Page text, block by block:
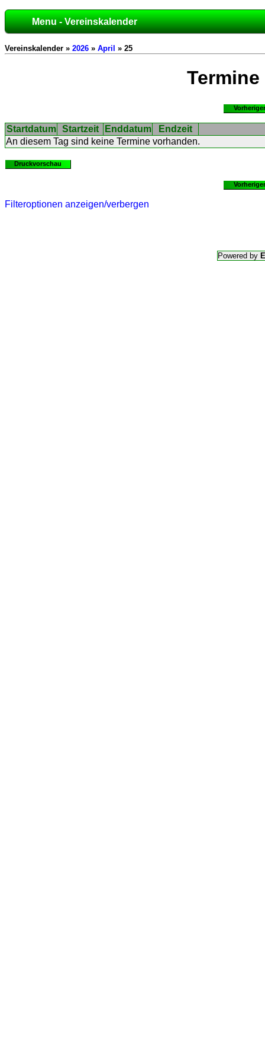
Menu - Vereinskalender
Vereinskalender » 2026 » April » 25
Termine
Startdatum Startzeit Enddatum
Endzeit
An diesem Tag sind keine Termine vorhanden.
Druckvorschau
Filteroptionen anzeigen/verbergen
Powered by